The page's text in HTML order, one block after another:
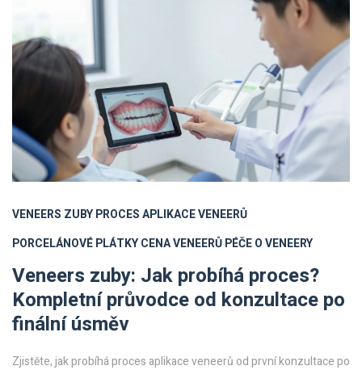
VENEERS ZUBYPROCES APLIKACE VENEERŮ
PORCELÁNOVÉ PLÁTKYCENA VENEERŮPÉČE O VENEERY
Veneers zuby: Jak probíhá proces?
Kompletní průvodce od konzultace po
finální úsměv
Zjistěte, jak probíhá proces aplikace veneerů od první konzultace po